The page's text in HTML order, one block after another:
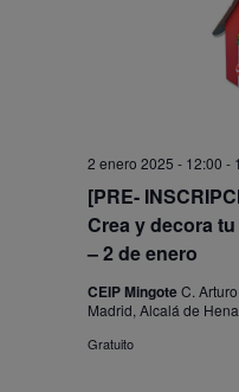
[PRE-
Crea y decora
– 2 de enero
2 enero 2025 - 12:00 -
CEIP MingoteC.
Madrid, Alcalá de
Gratuito